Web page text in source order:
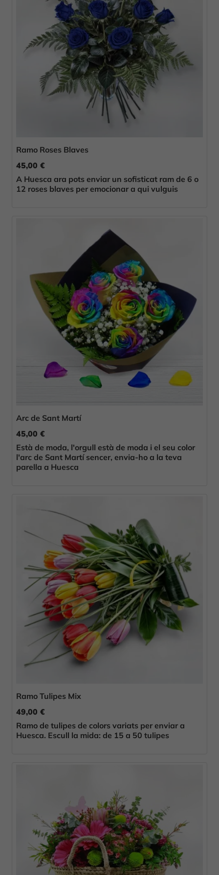
Ramo Roses Blaves
45,00 €
A Huesca ara pots enviar un sofisticat ram de 6 o
12 roses blaves per emocionar a qui vulguis
Arc de Sant Martí
45,00 €
Està de moda, l'orgull està de moda i el seu color
l'arc de Sant Martí sencer, envia-ho a la teva
parella a Huesca
Ramo Tulipes Mix
49,00 €
Ramo de tulipes de colors variats per enviar a
Huesca. Escull la mida: de 15 a 50 tulipes